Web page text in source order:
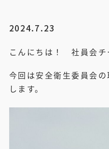
2024.7.23
こんにちは！ 社員会チ
今回は安全衛生委員会
します。